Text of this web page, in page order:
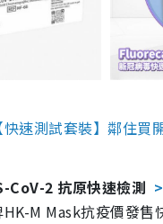
速測試套裝】鄰住買
CoV-2 抗原快速檢測
M Mask抗疫價發